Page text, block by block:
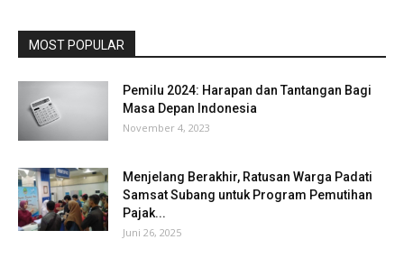
MOST POPULAR
Pemilu 2024: Harapan dan Tantangan Bagi
Masa Depan Indonesia
November 4, 2023
Menjelang Berakhir, Ratusan Warga Padati
Samsat Subang untuk Program Pemutihan
Pajak...
Juni 26, 2025